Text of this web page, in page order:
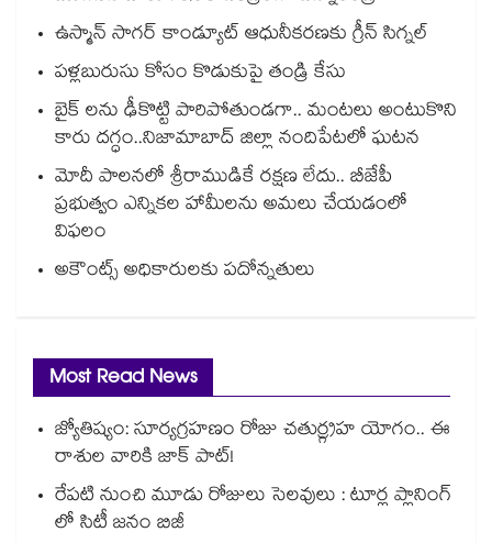
ఉస్మాన్ సాగర్ కాండ్యూట్ ఆధునీకరణకు గ్రీన్ సిగ్నల్
పళ్లబురుసు కోసం కొడుకుపై తండ్రి కేసు
బైక్ లను ఢీకొట్టి పారిపోతుండగా.. మంటలు అంటుకొని
కారు దగ్ధం..నిజామాబాద్ జిల్లా నందిపేటలో ఘటన
మోదీ పాలనలో శ్రీరాముడికే రక్షణ లేదు.. బీజేపీ
ప్రభుత్వం ఎన్నికల హామీలను అమలు చేయడంలో
విఫలం
అకౌంట్స్ అధికారులకు పదోన్నతులు
Most Read News
జ్యోతిష్యం: సూర్యగ్రహణం రోజు చతుర్గ్రహ యోగం.. ఈ
రాశుల వారికి జాక్ పాట్!
రేపటి నుంచి మూడు రోజులు సెలవులు : టూర్ల ప్లానింగ్
లో సిటీ జనం బిజీ